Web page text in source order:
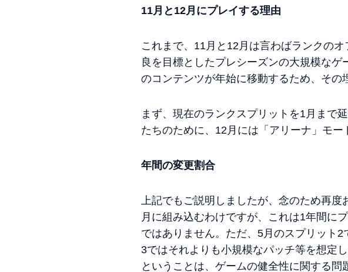
11月と12月にプレイする理由
これまで、11月と12月は言わばランクの
良を目標としたプレシーズンの大規模な
のコンテンツが年始に移動するため、その
まず、現在のランクスプリットを1月まで
たちのために、12月には「アリーナ」モー
年間の変更割合
上記でもご説明しましたが、念のため再
月に組み込むわけですが、これは1年間に
ではありません。ただ、5月のスプリット
3ではそれよりも小規模なパッチ等を想定
ということは、ゲームの健全性に関する問